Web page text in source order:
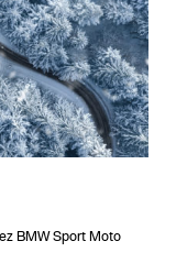
BMW Sport Moto